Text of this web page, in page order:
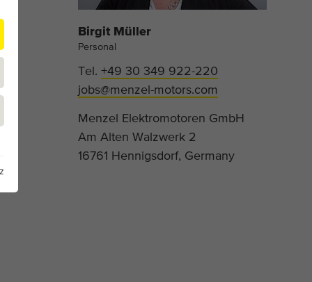
Birgit Müller
Personal
Tel. +49 30 349 922-220
jobs@menzel-motors.com
Menzel Elektromotoren GmbH
Am Alten Walzwerk 2
16761 Hennigsdorf, Germany